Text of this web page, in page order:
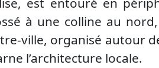
à une colline au
ville, organisé autour
l’architecture locale.